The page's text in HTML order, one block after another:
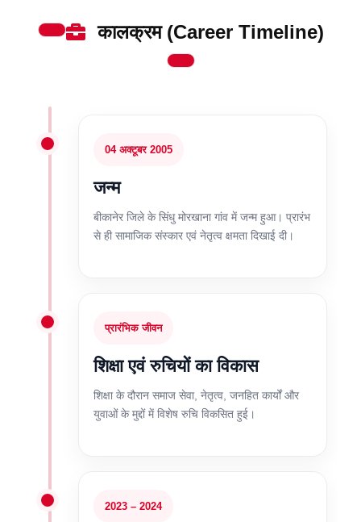
कालक्रम (Career Timeline)
04 अक्टूबर 2005
जन्म
बीकानेर जिले के सिंधु मोरखाना गांव में जन्म हुआ। प्रारंभ
से ही सामाजिक संस्कार एवं नेतृत्व क्षमता दिखाई दी।
प्रारंभिक जीवन
शिक्षा एवं रुचियों का विकास
शिक्षा के दौरान समाज सेवा, नेतृत्व, जनहित कार्यों और
युवाओं के मुद्दों में विशेष रुचि विकसित हुई।
2023 – 2024